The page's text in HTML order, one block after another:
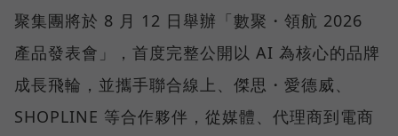
聚集團將於 8 月 12 日舉辦「數聚・領航 2026
產品發表會」，首度完整公開以 AI 為核心的品牌
成長飛輪，並攜手聯合線上、傑思・愛德威、
SHOPLINE 等合作夥伴，從媒體、代理商到電商